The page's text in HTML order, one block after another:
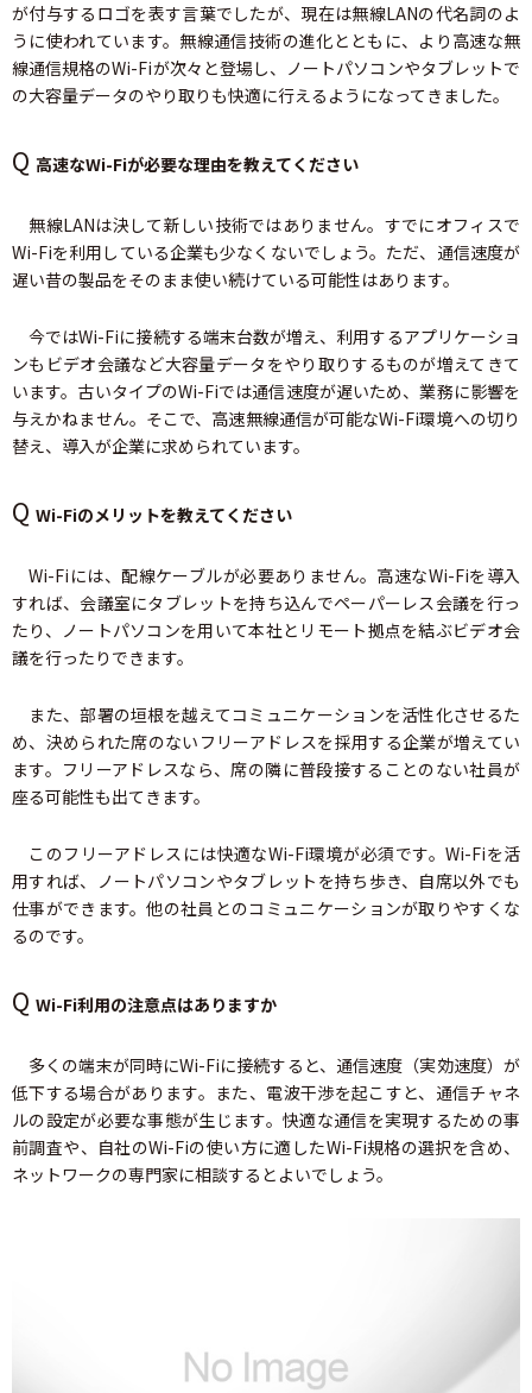
が付与するロゴを表す言葉でしたが、現在は無線LANの代名詞のよ
うに使われています。無線通信技術の進化とともに、より高速な無
線通信規格のWi-Fiが次々と登場し、ノートパソコンやタブレットで
の大容量データのやり取りも快適に行えるようになってきました。
Q 高速なWi-Fiが必要な理由を教えてください
無線LANは決して新しい技術ではありません。すでにオフィスで
Wi-Fiを利用している企業も少なくないでしょう。ただ、通信速度が
遅い昔の製品をそのまま使い続けている可能性はあります。
今ではWi-Fiに接続する端末台数が増え、利用するアプリケーショ
ンもビデオ会議など大容量データをやり取りするものが増えてきて
います。古いタイプのWi-Fiでは通信速度が遅いため、業務に影響を
与えかねません。そこで、高速無線通信が可能なWi-Fi環境への切り
替え、導入が企業に求められています。
Q Wi-Fiのメリットを教えてください
Wi-Fiには、配線ケーブルが必要ありません。高速なWi-Fiを導入
すれば、会議室にタブレットを持ち込んでペーパーレス会議を行っ
たり、ノートパソコンを用いて本社とリモート拠点を結ぶビデオ会
議を行ったりできます。
また、部署の垣根を越えてコミュニケーションを活性化させるた
め、決められた席のないフリーアドレスを採用する企業が増えてい
ます。フリーアドレスなら、席の隣に普段接することのない社員が
座る可能性も出てきます。
このフリーアドレスには快適なWi-Fi環境が必須です。Wi-Fiを活
用すれば、ノートパソコンやタブレットを持ち歩き、自席以外でも
仕事ができます。他の社員とのコミュニケーションが取りやすくな
るのです。
Q Wi-Fi利用の注意点はありますか
多くの端末が同時にWi-Fiに接続すると、通信速度（実効速度）が
低下する場合があります。また、電波干渉を起こすと、通信チャネ
ルの設定が必要な事態が生じます。快適な通信を実現するための事
前調査や、自社のWi-Fiの使い方に適したWi-Fi規格の選択を含め、
ネットワークの専門家に相談するとよいでしょう。